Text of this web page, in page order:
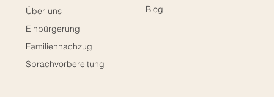
Über uns
Einbürgerung
Familiennachzug
Sprachvorbereitung
Blog